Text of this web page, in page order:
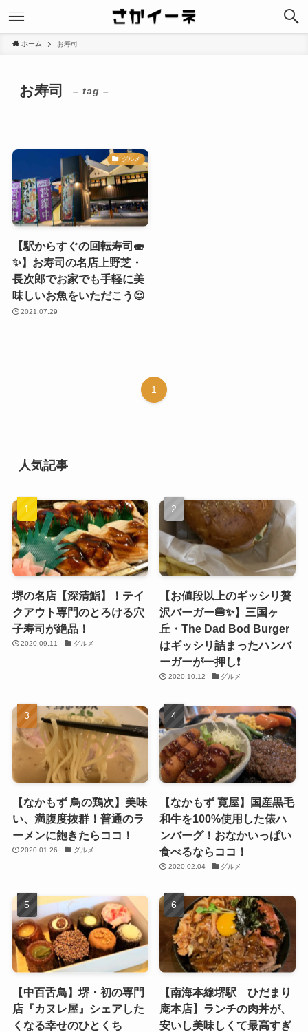
ホーム お寿司
お寿司 – tag –
グルメ
【駅からすぐの回転寿司🍣
✨】お寿司の名店上野芝・
長次郎でお家でも手軽に美
味しいお魚をいただこう😌
2021.07.29
1
人気記事
堺の名店【深清鮨】！テイ
クアウト専門のとろける穴
子寿司が絶品！
2020.09.11 グルメ
【お値段以上のギッシリ贅
沢バーガー🍔✨】三国ヶ
丘・The Dad Bod Burger
はギッシリ詰まったハンバ
ーガーが一押し❗️
2020.10.12 グルメ
【なかもず 鳥の鶏次】美味
い、満腹度抜群！普通のラ
ーメンに飽きたらココ！
2020.01.26 グルメ
【なかもず 寛屋】国産黒毛
和牛を100%使用した俵ハ
ンバーグ！おなかいっぱい
食べるならココ！
2020.02.04 グルメ
【中百舌鳥】堺・初の専門
店『カヌレ屋』シェアした
くなる幸せのひとくち
【南海本線堺駅 ひだまり
庵本店】ランチの肉丼が、
安いし美味しくて最高すぎ